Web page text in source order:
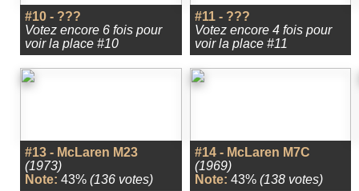
#10 - ???
Votez encore 6 fois pour
voir la place #10
#11 - ???
Votez encore 4 fois pour
voir la place #11
#13 - McLaren M23
(1973)
Note: 43% (136 votes)
#14 - McLaren M7C
(1969)
Note: 43% (138 votes)